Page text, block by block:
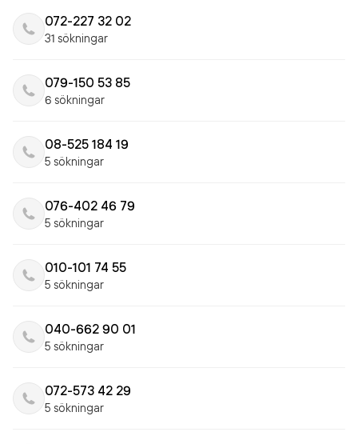
072-227 32 02
31 sökningar
079-150 53 85
6 sökningar
08-525 184 19
5 sökningar
076-402 46 79
5 sökningar
010-101 74 55
5 sökningar
040-662 90 01
5 sökningar
072-573 42 29
5 sökningar